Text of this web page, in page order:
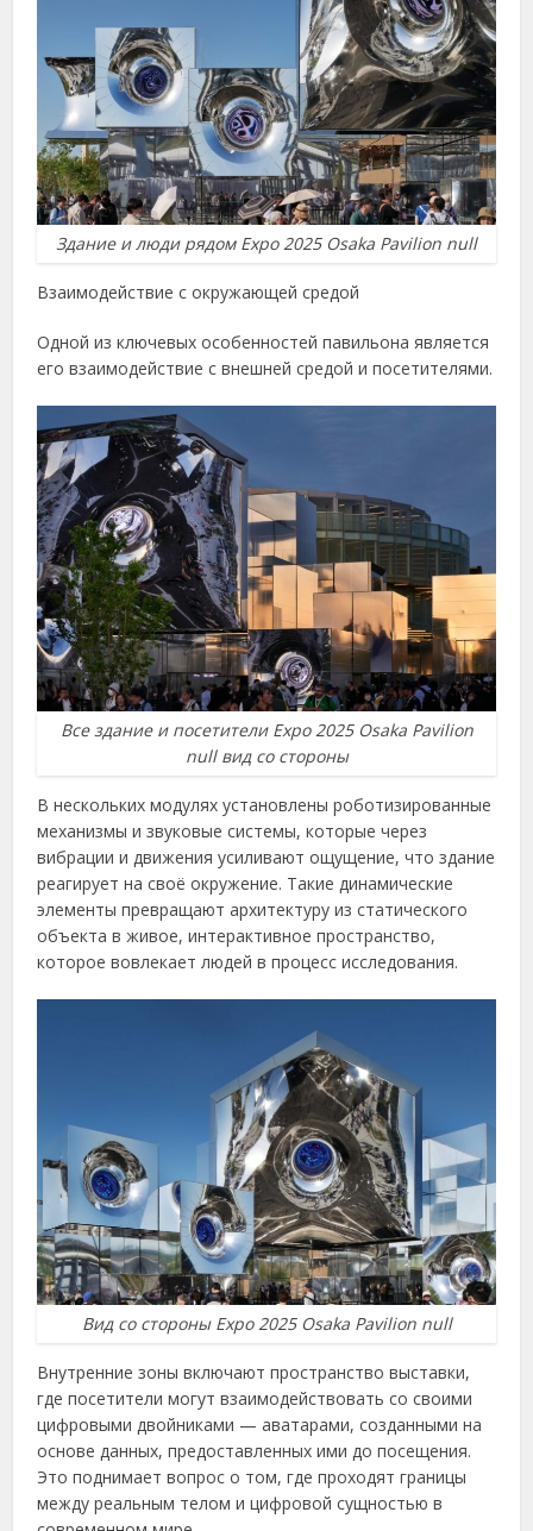
Здание и люди рядом Expo 2025 Osaka Pavilion null
Взаимодействие с окружающей средой
Одной из ключевых особенностей павильона является
его взаимодействие с внешней средой и посетителями.
Все здание и посетители Expo 2025 Osaka Pavilion
null вид со стороны
В нескольких модулях установлены роботизированные
механизмы и звуковые системы, которые через
вибрации и движения усиливают ощущение, что здание
реагирует на своё окружение. Такие динамические
элементы превращают архитектуру из статического
объекта в живое, интерактивное пространство,
которое вовлекает людей в процесс исследования.
Вид со стороны Expo 2025 Osaka Pavilion null
Внутренние зоны включают пространство выставки,
где посетители могут взаимодействовать со своими
цифровыми двойниками — аватарами, созданными на
основе данных, предоставленных ими до посещения.
Это поднимает вопрос о том, где проходят границы
между реальным телом и цифровой сущностью в